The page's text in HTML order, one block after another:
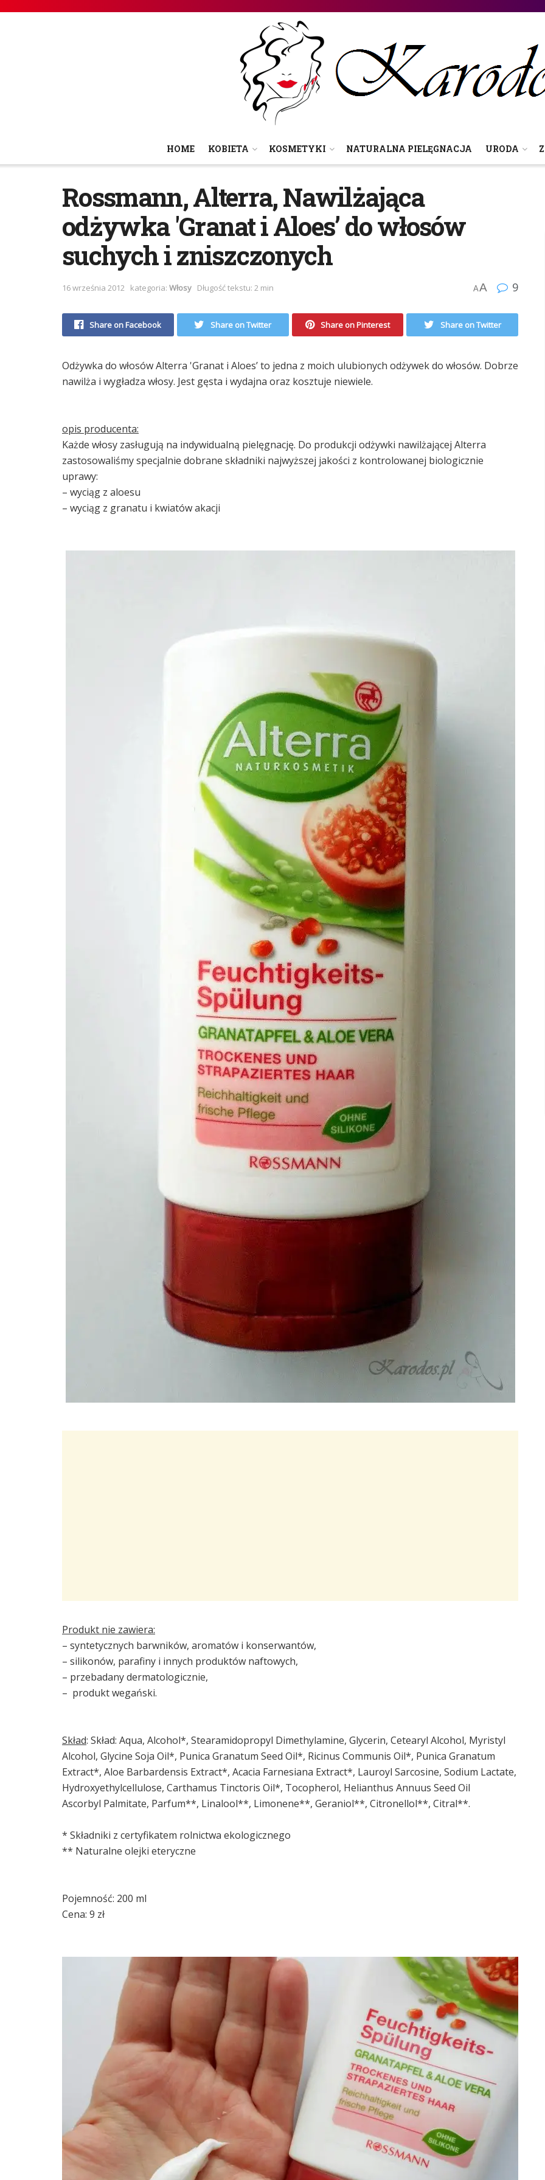
HOME KOBIETA KOSMETYKI NATURALNA PIELĘGNACJA URODA
Rossmann, Alterra, Nawilżająca
odżywka 'Granat i Aloes’ do włosów
suchych i zniszczonych
16 września 2012 kategoria: Włosy Długość tekstu: 2 min AA 9
Share on Facebook Share on Twitter Share on Pinterest Share on Twitter
Odżywka do włosów Alterra 'Granat i Aloes’ to jedna z moich ulubionych odżywek do włosów. Dobrze
nawilża i wygładza włosy. Jest gęsta i wydajna oraz kosztuje niewiele.
opis producenta:
Każde włosy zasługują na indywidualną pielęgnację. Do produkcji odżywki nawilżającej Alterra
zastosowaliśmy specjalnie dobrane składniki najwyższej jakości z kontrolowanej biologicznie
uprawy:
– wyciąg z aloesu
– wyciąg z granatu i kwiatów akacji
Produkt nie zawiera:
– syntetycznych barwników, aromatów i konserwantów,
– silikonów, parafiny i innych produktów naftowych,
– przebadany dermatologicznie,
– produkt wegański.
Skład: Skład: Aqua, Alcohol*, Stearamidopropyl Dimethylamine, Glycerin, Cetearyl Alcohol, Myristyl
Alcohol, Glycine Soja Oil*, Punica Granatum Seed Oil*, Ricinus Communis Oil*, Punica Granatum
Extract*, Aloe Barbardensis Extract*, Acacia Farnesiana Extract*, Lauroyl Sarcosine, Sodium Lactate,
Hydroxyethylcellulose, Carthamus Tinctoris Oil*, Tocopherol, Helianthus Annuus Seed Oil
Ascorbyl Palmitate, Parfum**, Linalool**, Limonene**, Geraniol**, Citronellol**, Citral**.
* Składniki z certyfikatem rolnictwa ekologicznego
** Naturalne olejki eteryczne
Pojemność: 200 ml
Cena: 9 zł